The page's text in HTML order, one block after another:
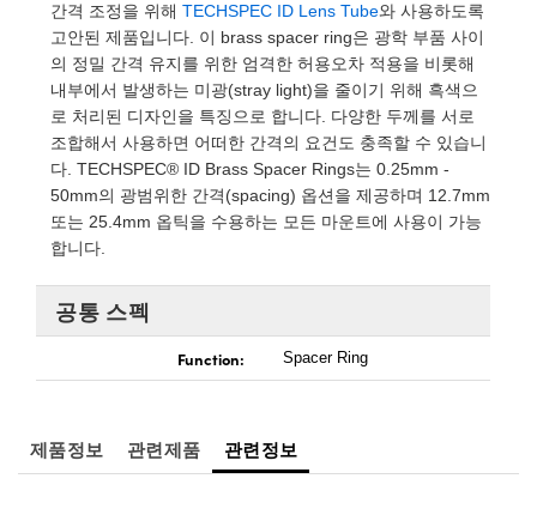
Sputtering) Coated Optics
Elements (DOE)
Stage Micrometers
Mechanics
and Couplers
Microscopes
Development Systems
Optical Company
Components
Labs™
간격 조정을 위해 TECHSPEC ID Lens Tube와 사용하도록
고안된 제품입니다. 이 brass spacer ring은 광학 부품 사이
의 정밀 간격 유지를 위한 엄격한 허용오차 적용을 비롯해
내부에서 발생하는 미광(stray light)을 줄이기 위해 흑색으
로 처리된 디자인을 특징으로 합니다. 다양한 두께를 서로
조합해서 사용하면 어떠한 간격의 요건도 충족할 수 있습니
다. TECHSPEC® ID Brass Spacer Rings는 0.25mm -
50mm의 광범위한 간격(spacing) 옵션을 제공하며 12.7mm
또는 25.4mm 옵틱을 수용하는 모든 마운트에 사용이 가능
합니다.
공통 스펙
Function: Spacer Ring
제품정보 관련제품 관련정보